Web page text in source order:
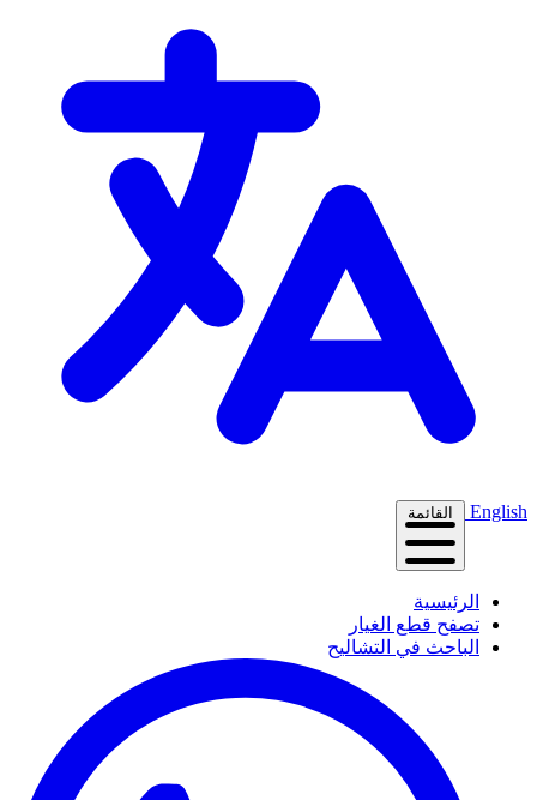
English القائمة
الرئيسية
تصفح قطع الغيار
الباحث في التشاليح